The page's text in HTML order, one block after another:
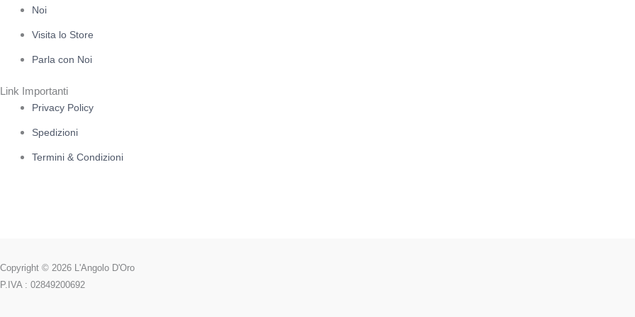
Noi
Visita lo Store
Parla con Noi
Link Importanti
Privacy Policy
Spedizioni
Termini & Condizioni
Copyright © 2026 L'Angolo D'Oro
P.IVA : 02849200692